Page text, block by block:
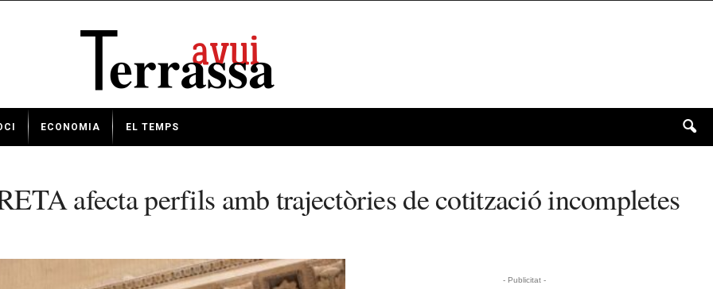
ECONOMIA EL TEMPS
afecta perfils amb trajectòries de cotització incompletes
- Publicitat -